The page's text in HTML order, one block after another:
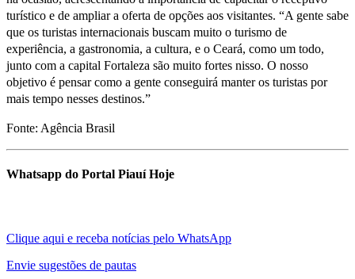
turístico e de ampliar a oferta de opções aos visitantes. “A gente sabe
que os turistas internacionais buscam muito o turismo de
experiência, a gastronomia, a cultura, e o Ceará, como um todo,
junto com a capital Fortaleza são muito fortes nisso. O nosso
objetivo é pensar como a gente conseguirá manter os turistas por
mais tempo nesses destinos.”
Fonte: Agência Brasil
Whatsapp do Portal Piauí Hoje
Clique aqui e receba notícias pelo WhatsApp
Envie sugestões de pautas